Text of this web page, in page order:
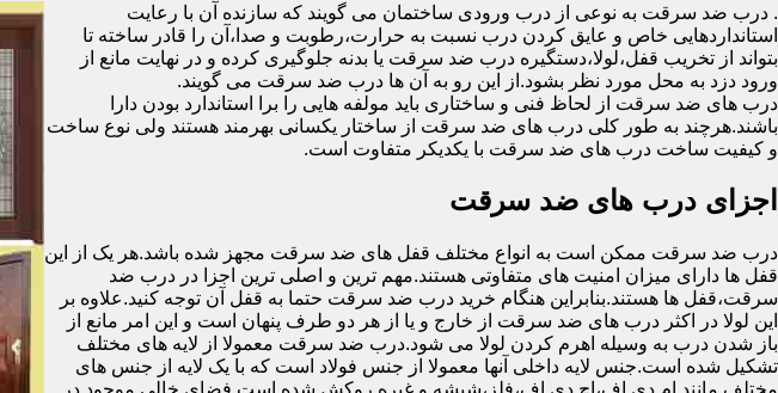
. درب ضد سرقت به نوعی از درب ورودی ساختمان می گویند که سازنده آن با رعایت
استانداردهایی خاص و عایق کردن درب نسبت به حرارت،رطوبت و صدا،آن را قادر ساخته تا
بتواند از تخریب قفل،لولا،دستگیره درب ضد سرقت یا بدنه جلوگیری کرده و در نهایت مانع از
ورود دزد به محل مورد نظر بشود.از این رو به آن ها درب ضد سرقت می گویند.
درب های ضد سرقت از لحاظ فنی و ساختاری باید مولفه هایی را برا استاندارد بودن دارا
باشند.هرچند به طور کلی درب های ضد سرقت از ساختار یکسانی بهرمند هستند ولی نوع ساخت
و کیفیت ساخت درب های ضد سرقت با یکدیکر متفاوت است.
اجزای درب های ضد سرقت
درب ضد سرقت ممکن است به انواع مختلف قفل های ضد سرقت مجهز شده باشد.هر یک از این
قفل ها دارای میزان امنیت های متفاوتی هستند.مهم ترین و اصلی ترین اجزا در درب ضد
سرقت،قفل ها هستند.بنابراین هنگام خرید درب ضد سرقت حتما به قفل آن توجه کنید.علاوه بر
این لولا در اکثر درب های ضد سرقت از خارج و یا از هر دو طرف پنهان است و این امر مانع از
باز شدن درب به وسیله اهرم کردن لولا می شود.درب ضد سرقت معمولا از لایه های مختلف
تشکیل شده است.جنس لایه داخلی آنها معمولا از جنس فولاد است که با یک لایه از جنس های
مختلف مانند ام دی اف،اچ دی اف،فلز،شیشه و غیره روکش شده است.فضای خالی موجود در